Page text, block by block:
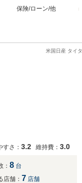
保険/ローン/他
米国日産 タイ
すさ： 3.2 維持費： 3.0
： 8 台
店舗： 7 店舗